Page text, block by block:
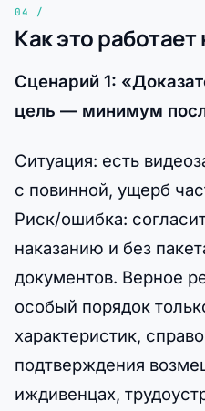
Как это работает
Сценарий 1:
цель — минимум
Ситуация: есть
с повинной, ущерб
Риск/ошибка:
наказанию и без
документов. Верное
особый порядок
характеристик,
подтверждения
иждивенцах,